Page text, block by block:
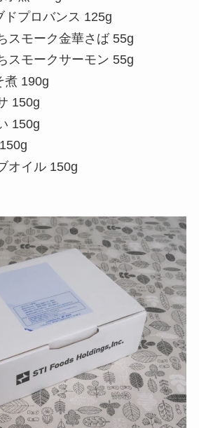
ドプロバンス 125g
スモーク金華さば 55g
スモークサーモン 55g
煮 190g
150g
150g
オイル 150g